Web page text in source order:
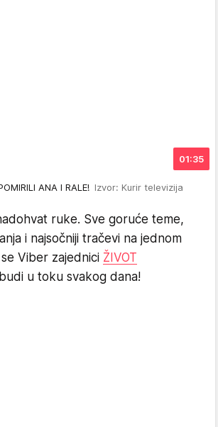
01:35
ANA I RALE! Izvor: Kurir televizija
ruke. Sve goruće teme,
i najsočniji tračevi na jednom
Viber zajednici ŽIVOT
u toku svakog dana!